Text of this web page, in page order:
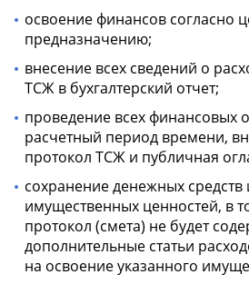
освоение финансов согласно
предназначению;
внесение всех сведений о
ТСЖ в бухгалтерский отчет;
проведение всех финансовых
расчетный период времени,
протокол ТСЖ и публичная
сохранение денежных
имущественных ценностей, в
протокол (смета) не будет
дополнительные статьи
на освоение указанного